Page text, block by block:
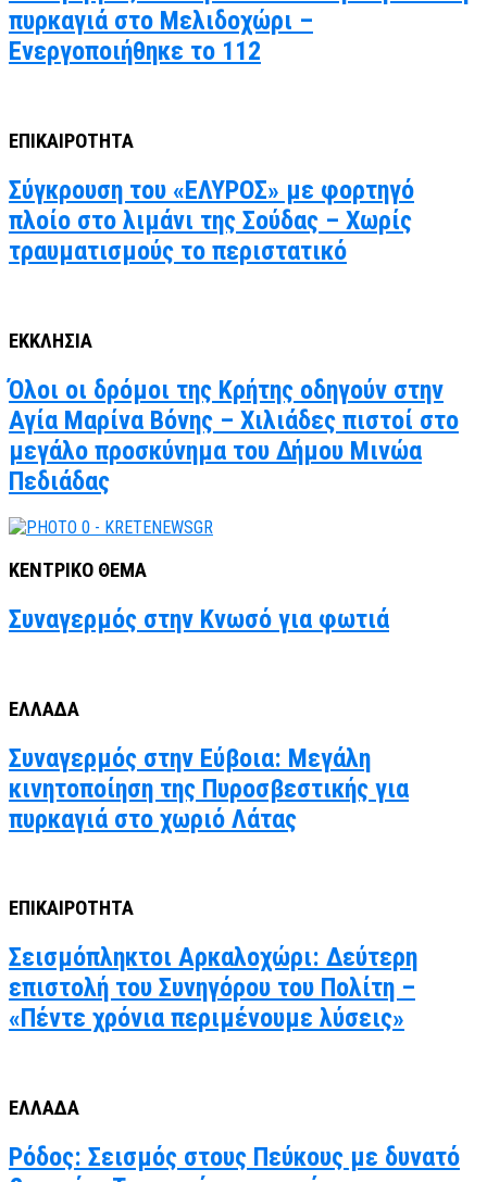
πυρκαγιά στο Μελιδοχώρι –
Ενεργοποιήθηκε το 112
ΕΠΙΚΑΙΡΟΤΗΤΑ
Σύγκρουση του «ΕΛΥΡΟΣ» με φορτηγό
πλοίο στο λιμάνι της Σούδας – Χωρίς
τραυματισμούς το περιστατικό
ΕΚΚΛΗΣΙΑ
Όλοι οι δρόμοι της Κρήτης οδηγούν στην
Αγία Μαρίνα Βόνης – Χιλιάδες πιστοί στο
μεγάλο προσκύνημα του Δήμου Μινώα
Πεδιάδας
ΚΕΝΤΡΙΚΟ ΘΕΜΑ
Συναγερμός στην Κνωσό για φωτιά
ΕΛΛΑΔΑ
Συναγερμός στην Εύβοια: Μεγάλη
κινητοποίηση της Πυροσβεστικής για
πυρκαγιά στο χωριό Λάτας
ΕΠΙΚΑΙΡΟΤΗΤΑ
Σεισμόπληκτοι Αρκαλοχώρι: Δεύτερη
επιστολή του Συνηγόρου του Πολίτη –
«Πέντε χρόνια περιμένουμε λύσεις»
ΕΛΛΑΔΑ
Ρόδος: Σεισμός στους Πεύκους με δυνατό